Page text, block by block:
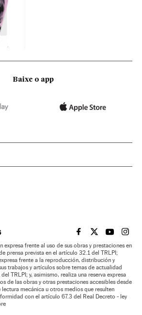
Baixe o app
EL PAÍS BRASIL EN
EL PAÍSEL PAÍS
EL
expresa frente al uso de sus obras y prestaciones en
prensa prevista en el artículo 32.1 del TRLPI;
frente a la reproducción, distribución y
trabajos y artículos sobre temas de actualidad
TRLPI; y, asimismo, realiza una reserva expresa
de las obras y otras prestaciones accesibles desde
mecánica u otros medios que resulten
con el artículo 67.3 del Real Decreto - ley